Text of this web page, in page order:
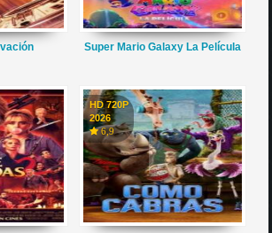
Super Mario Galaxy La Película
HD 720P
2026
6,9